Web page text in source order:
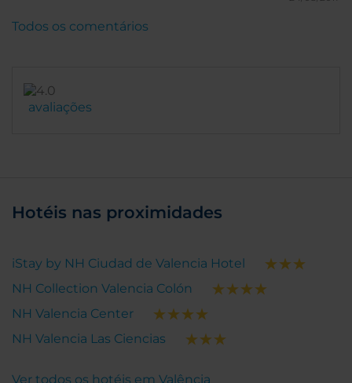
academia é minúscula e nada se parece com a das
avaliações
Todos os comentários
Hotéis nas proximidades
iStay by NH Ciudad de Valencia Hotel
NH Collection Valencia Colón
NH Valencia Center
NH Valencia Las Ciencias
Ver todos os hotéis em Valência